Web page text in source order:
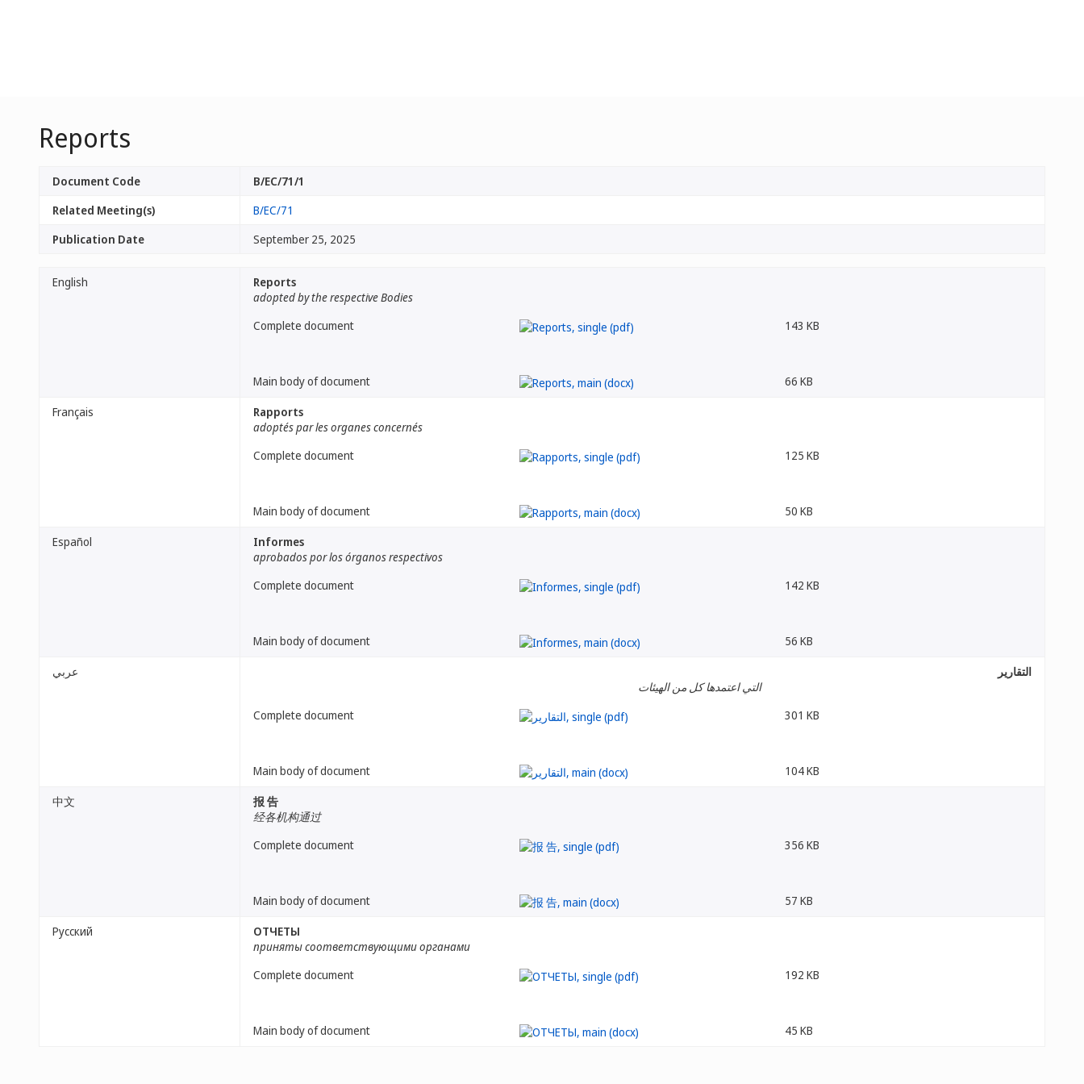
Reports
Document Code
B/EC/71/1
Related Meeting(s)
B/EC/71
Publication Date
September 25, 2025
English
Reports
adopted by the respective Bodies
Complete document
143 KB
Main body of document 66 KB
Français
Rapports
adoptés par les organes concernés
Complete document
125 KB
Main body of document 50 KB
Español
Informes
aprobados por los órganos respectivos
Complete document
142 KB
Main body of document 56 KB
عربي
التقارير
التي اعتمدها كل من الهيئات
Complete document
301 KB
Main body of document 104 KB
中文
报 告
经各机构通过
Complete document
356 KB
Main body of document 57 KB
Русский
ОТЧЕТЫ
приняты соответствующими органами
Complete document
192 KB
Main body of document 45 KB